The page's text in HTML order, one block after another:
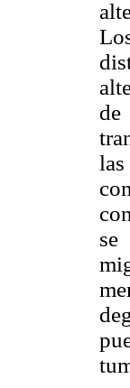
se